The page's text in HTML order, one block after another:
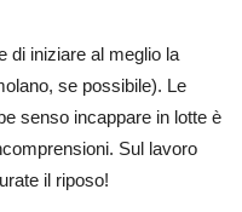
di iniziare al meglio la
se possibile). Le
senso incappare in lotte è
Sul lavoro
il riposo!